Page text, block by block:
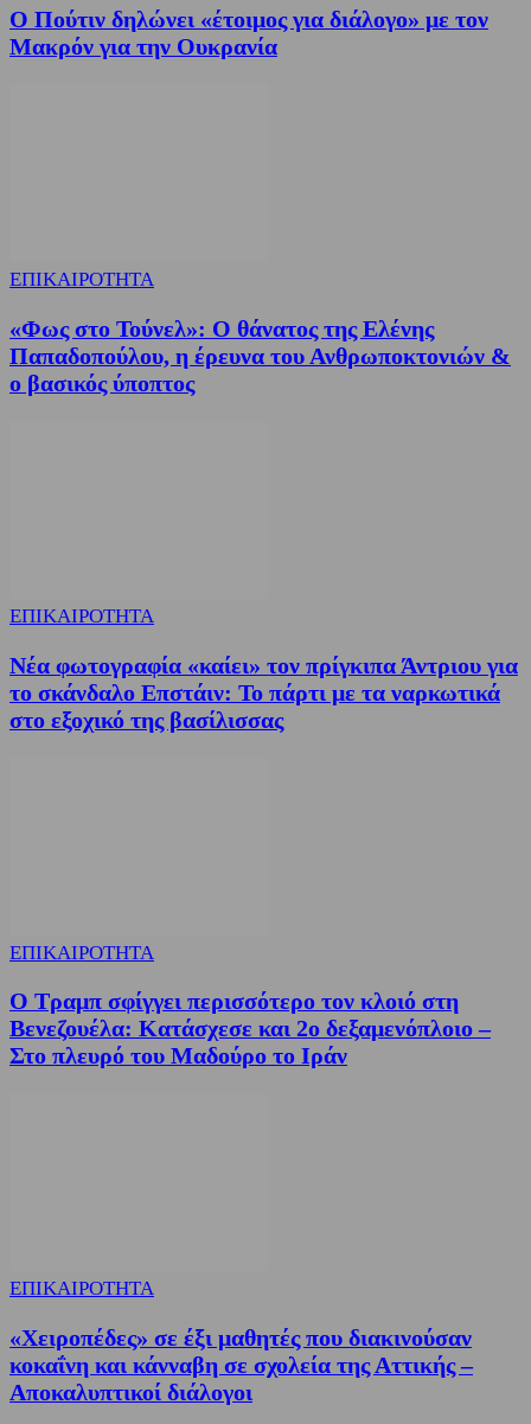
Ο Πούτιν δηλώνει «έτοιμος για διάλογο» με τον
Μακρόν για την Ουκρανία
ΕΠΙΚΑΙΡΟΤΗΤΑ
«Φως στο Τούνελ»: Ο θάνατος της Ελένης
Παπαδοπούλου, η έρευνα του Ανθρωποκτονιών &
ο βασικός ύποπτος
ΕΠΙΚΑΙΡΟΤΗΤΑ
Νέα φωτογραφία «καίει» τον πρίγκιπα Άντριου για
το σκάνδαλο Επστάιν: Το πάρτι με τα ναρκωτικά
στο εξοχικό της βασίλισσας
ΕΠΙΚΑΙΡΟΤΗΤΑ
Ο Τραμπ σφίγγει περισσότερο τον κλοιό στη
Βενεζουέλα: Κατάσχεσε και 2ο δεξαμενόπλοιο –
Στο πλευρό του Μαδούρο το Ιράν
ΕΠΙΚΑΙΡΟΤΗΤΑ
«Χειροπέδες» σε έξι μαθητές που διακινούσαν
κοκαΐνη και κάνναβη σε σχολεία της Αττικής –
Αποκαλυπτικοί διάλογοι